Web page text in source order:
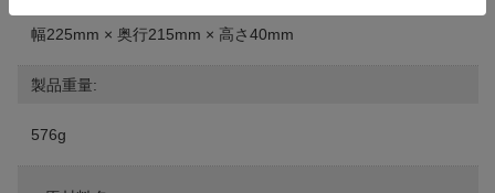
幅225mm × 奥行215mm × 高さ40mm
製品重量:
576g